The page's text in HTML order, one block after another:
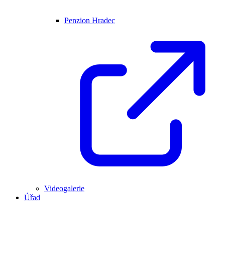
Penzion Hradec
Videogalerie
Úřad